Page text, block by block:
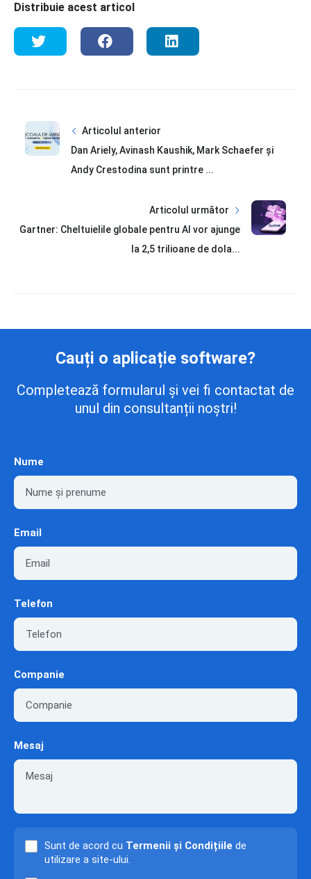
Distribuie acest articol
Articolul anterior
Dan Ariely, Avinash Kaushik, Mark Schaefer și
Andy Crestodina sunt printre ...
Articolul următor
Gartner: Cheltuielile globale pentru AI vor ajunge
la 2,5 trilioane de dola...
Cauți o aplicație software?
Completează formularul și vei fi contactat de
unul din consultanții noștri!
Nume
Email
Telefon
Companie
Mesaj
Sunt de acord cu Termenii și Condițiile de
utilizare a site-ului.